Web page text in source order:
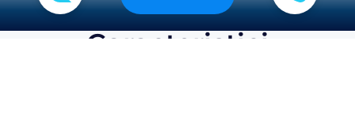
Caracteristici